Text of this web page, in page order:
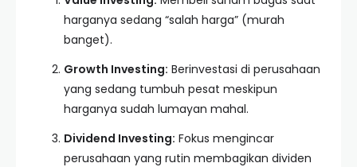
harganya sedang “salah harga” (murah
banget).
Growth Investing: Berinvestasi di perusahaan
yang sedang tumbuh pesat meskipun
harganya sudah lumayan mahal.
Dividend Investing: Fokus mengincar
perusahaan yang rutin membagikan dividen